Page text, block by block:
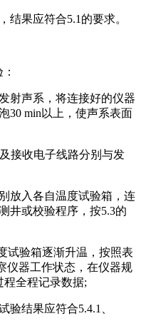
结果应符合5.1的要求。
射声系，将连接好的仪器
30 min以上，使声系表面
接收电子线路分别与发
放入各自温度试验箱，连
井或校验程序，按5.3的
试验箱逐渐升温，按照表
仪器工作状态，在仪器规
程全程记录数据;
验结果应符合5.4.1、